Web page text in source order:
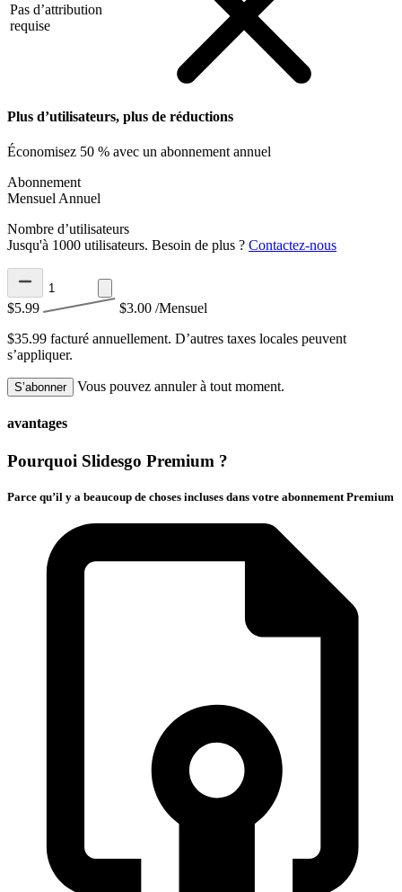
Pas d’attribution
requise
Plus d’utilisateurs, plus de réductions
Économisez 50 % avec un abonnement annuel
Abonnement
Mensuel Annuel
Nombre d’utilisateurs
Jusqu'à 1000 utilisateurs. Besoin de plus ? Contactez-nous
$5.99 $3.00 /Mensuel
$35.99 facturé annuellement. D’autres taxes locales peuvent
s’appliquer.
S’abonner Vous pouvez annuler à tout moment.
avantages
Pourquoi Slidesgo Premium ?
Parce qu’il y a beaucoup de choses incluses dans votre abonnement Premium